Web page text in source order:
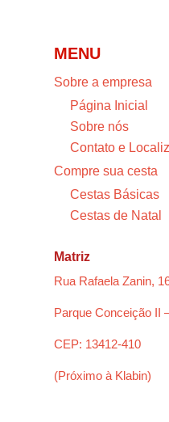
MENU
Sobre a empresa
Página Inicial
Sobre nós
Contato e
Compre sua cesta
Cestas Básicas
Cestas de Natal
Matriz
Rua Rafaela Zanin,
Parque Conceição II
CEP: 13412-410
(Próximo à Klabin)